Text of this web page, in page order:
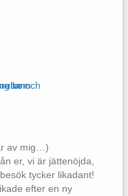
av mig…)
er, vi är jättenöjda,
tycker likadant!
efter en ny